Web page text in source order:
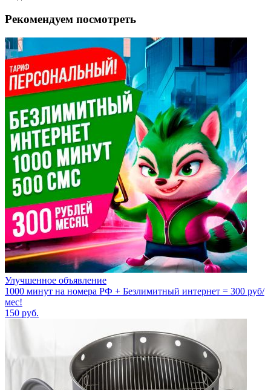
Рекомендуем посмотреть
Улучшенное объявление
1000 минут на номера РФ + Безлимитный интернет = 300 руб/
мес!
150 руб.